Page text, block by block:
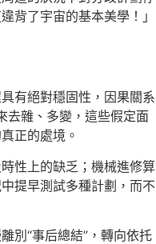
背了宇宙的基本美學！」
有絕對穩固性，因果關系
去雜、多變，這些假定面
正的處境。
性上的缺乏；機械進修算
提早測試多種計劃，而不
別“事后總結”，轉向依托